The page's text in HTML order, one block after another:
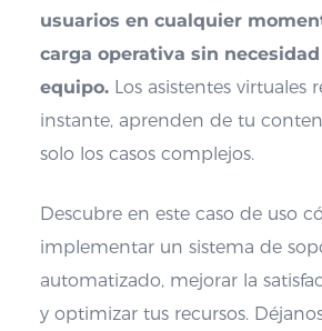
usuarios en cualquier
carga operativa sin
equipo. Los asistentes virtuales
instante, aprenden de tu
solo los casos complejos.
Descubre en este caso de uso
implementar un sistema de
automatizado, mejorar la
y optimizar tus recursos.